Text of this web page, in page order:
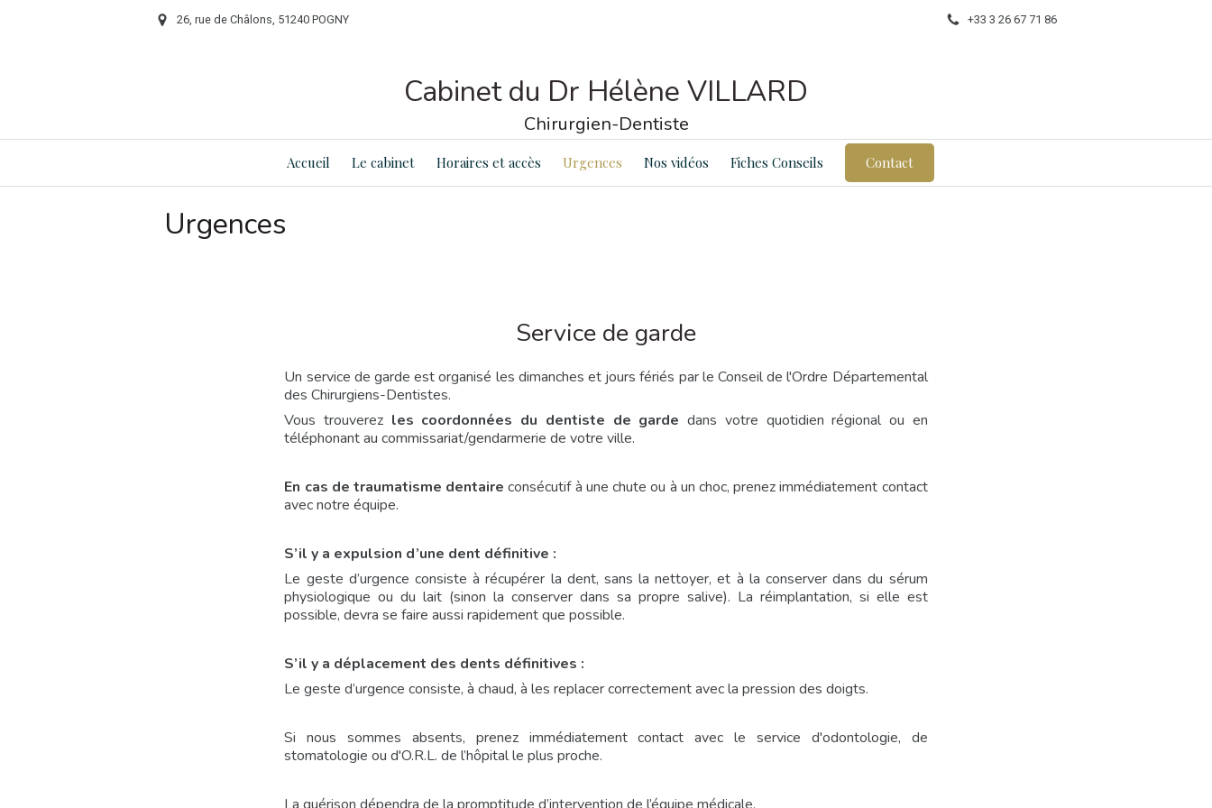
26, rue de Châlons, 51240 POGNY +33 3 26 67 71 86
Cabinet du Dr Hélène VILLARD
Chirurgien-Dentiste
Accueil Le cabinet Horaires et accès Urgences Nos vidéos Fiches Conseils Contact
Urgences
Service de garde
Un service de garde est organisé les dimanches et jours fériés par le Conseil de l'Ordre Départemental
des Chirurgiens-Dentistes.
Vous trouverez les coordonnées du dentiste de garde dans votre quotidien régional ou en
téléphonant au commissariat/gendarmerie de votre ville.
En cas de traumatisme dentaire consécutif à une chute ou à un choc, prenez immédiatement contact
avec notre équipe.
S’il y a expulsion d’une dent définitive :
Le geste d’urgence consiste à récupérer la dent, sans la nettoyer, et à la conserver dans du sérum
physiologique ou du lait (sinon la conserver dans sa propre salive). La réimplantation, si elle est
possible, devra se faire aussi rapidement que possible.
S’il y a déplacement des dents définitives :
Le geste d’urgence consiste, à chaud, à les replacer correctement avec la pression des doigts.
Si nous sommes absents, prenez immédiatement contact avec le service d'odontologie, de
stomatologie ou d'O.R.L. de l’hôpital le plus proche.